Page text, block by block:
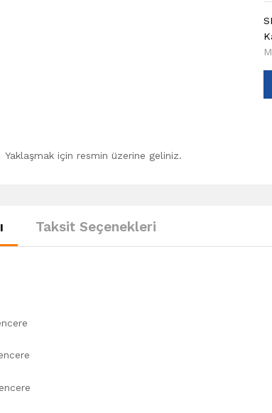
Yaklaşmak için resmin üzerine geliniz.
Taksit Seçenekleri